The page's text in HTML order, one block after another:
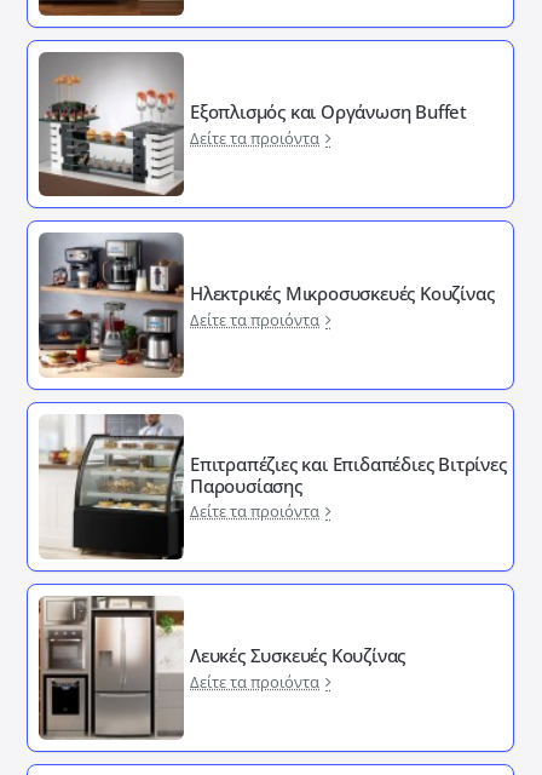
Εξοπλισμός και Οργάνωση Buffet
Δείτε τα προιόντα
Ηλεκτρικές Μικροσυσκευές Κουζίνας
Δείτε τα προιόντα
Επιτραπέζιες και Επιδαπέδιες Βιτρίνες
Παρουσίασης
Δείτε τα προιόντα
Λευκές Συσκευές Κουζίνας
Δείτε τα προιόντα